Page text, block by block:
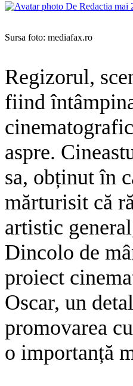
De Redactia mai
Sursa foto: mediafax.ro
Regizorul,
fiind
aspre.
sa, obținut în
mărturisit că
artistic
Dincolo de
proiect
Oscar, un
promovarea
o importanță